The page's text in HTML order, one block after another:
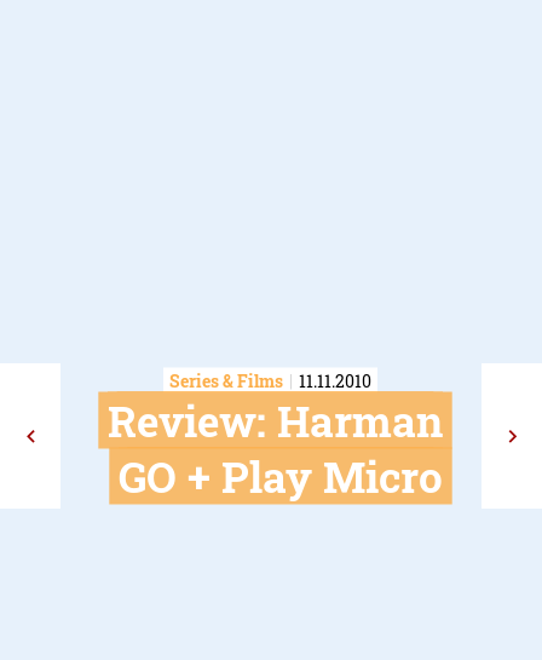
Series & Films 11.11.2010